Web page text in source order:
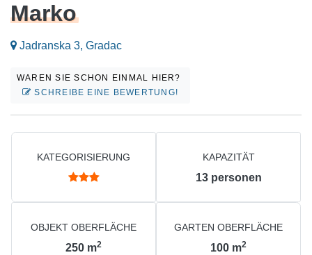
Marko
Jadranska 3, Gradac
WAREN SIE SCHON EINMAL HIER?
SCHREIBE EINE BEWERTUNG!
KATEGORISIERUNG KAPAZITÄT
13 personen
OBJEKT OBERFLÄCHE
250 m2
GARTEN OBERFLÄCHE
100 m2